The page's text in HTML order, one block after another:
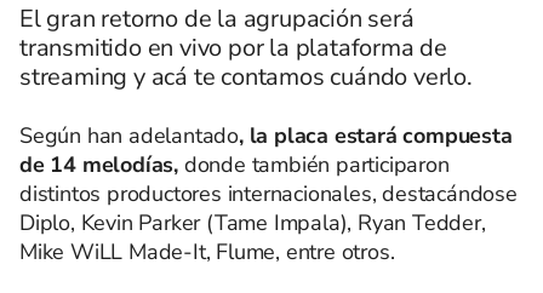
El gran retorno de la agrupación será
transmitido en vivo por la plataforma de
streaming y acá te contamos cuándo verlo.
Según han adelantado, la placa estará compuesta
de 14 melodías, donde también participaron
distintos productores internacionales, destacándose
Diplo, Kevin Parker (Tame Impala), Ryan Tedder,
Mike WiLL Made-It, Flume, entre otros.